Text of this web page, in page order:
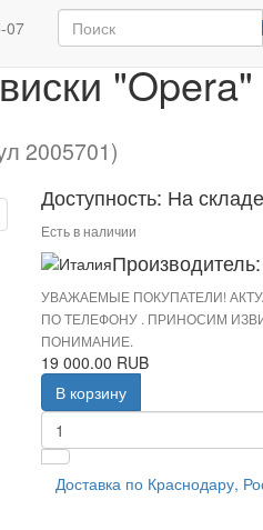
07 набор для виски "Opera"
"Opera"
2005701)
Доступность: На складе
Есть в наличии
УВАЖАЕМЫЕ ПОКУПАТЕЛИ!
ПО ТЕЛЕФОНУ . ПРИНОСИМ
ПОНИМАНИЕ.
19 000.00 RUB
В корзину
Доставка по Краснодару,